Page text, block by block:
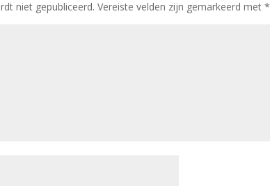
niet gepubliceerd. Vereiste velden zijn gemarkeerd met*